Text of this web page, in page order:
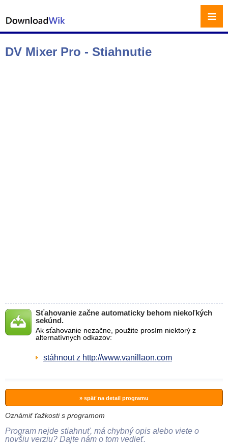
DV Mixer Pro - Stiahnutie
Sťahovanie začne automaticky behom niekoľkých
sekúnd.
Ak sťahovanie nezačne, použite prosím niektorý z
alternatívnych odkazov:
stáhnout z http://www.vanillaon.com
» späť na detail programu
Oznámiť ťažkosti s programom
Program nejde stiahnuť, má chybný opis alebo viete o
novšiu verziu? Dajte nám o tom vedieť.
≡